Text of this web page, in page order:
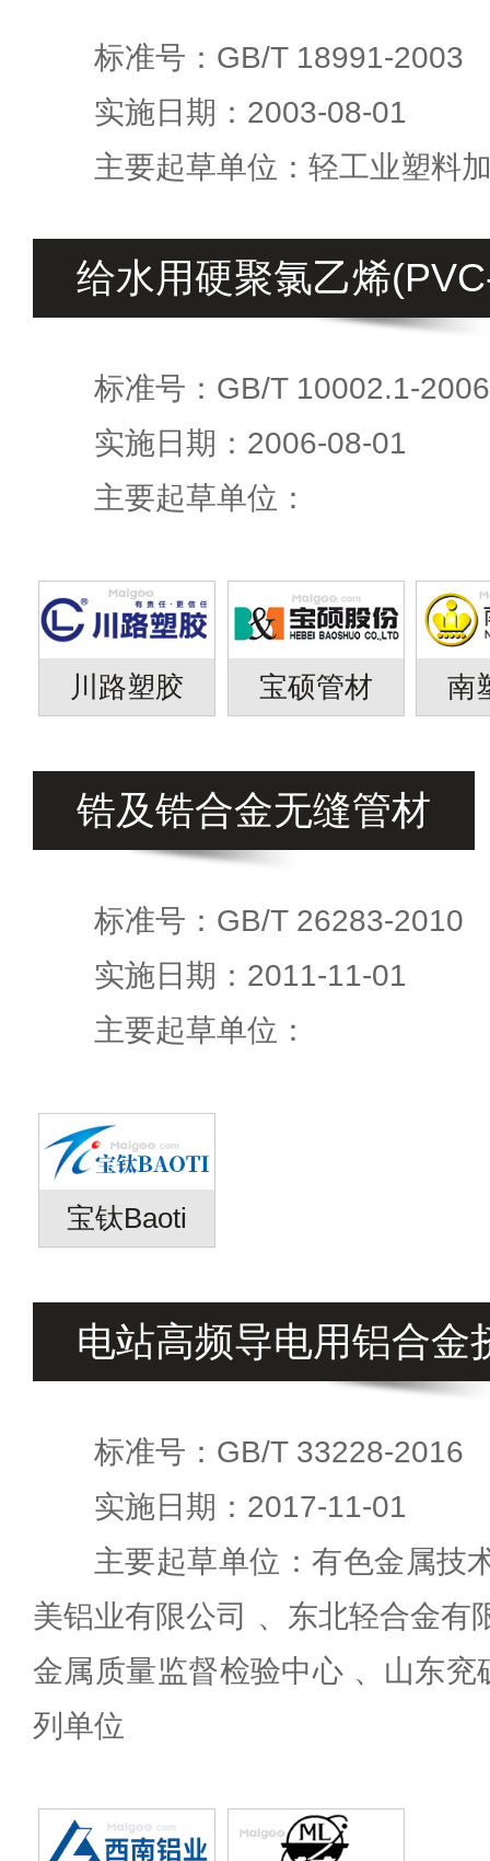
标准号：GB/T 18991-2003
实施日期：2003-08-01
主要起草单位：轻工业塑料
给水用硬聚氯乙烯
标准号：GB/T 10002.1-2006
实施日期：2006-08-01
主要起草单位：
川路塑胶 宝硕管材 南
锆及锆合金无缝管材
标准号：GB/T 26283-2010
实施日期：2011-11-01
主要起草单位：
宝钛Baoti
电站高频导电用铝合金
标准号：GB/T 33228-2016
实施日期：2017-11-01
主要起草单位：有色金属技
美铝业有限公司 、东北轻合金有
金属质量监督检验中心 、山东
列单位